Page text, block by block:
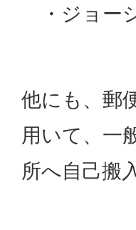
・ジョー
他にも、郵
用いて、一
所へ自己搬